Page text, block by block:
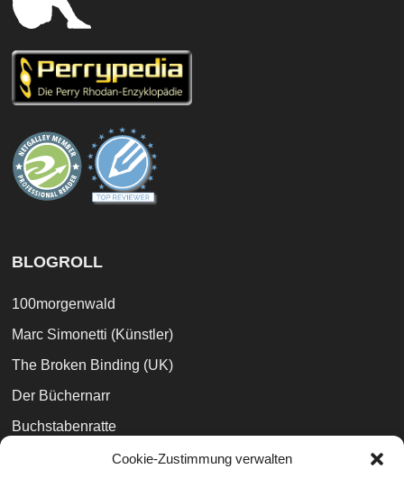
Cookie-Zustimmung verwalten
BLOGROLL
100morgenwald
Marc Simonetti (Künstler)
The Broken Binding (UK)
Der Büchernarr
Buchstabenratte